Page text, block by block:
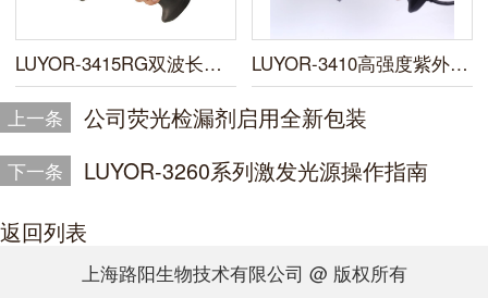
LUYOR-3415RG双波长便携式荧光蛋白激发光源 LUYOR-3410高强度紫外线灯
上一条 公司荧光检漏剂启用全新包装
下一条
LUYOR-3260系列激发光源操作指南
返回列表
上海路阳生物技术有限公司 @ 版权所有